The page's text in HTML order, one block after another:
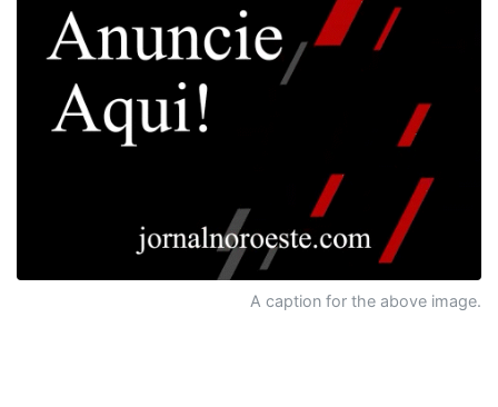
A caption for the above image.